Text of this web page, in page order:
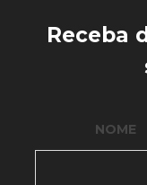
Receba
NOME